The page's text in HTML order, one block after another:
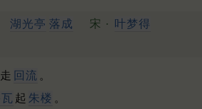
湖光亭 落成 宋 · 叶梦得
走 回流 。
起 朱楼 。